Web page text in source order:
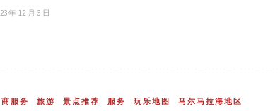
年 12 月 6 日
服务 旅游 景点推荐 服务 玩乐地图 马尔马拉海地区